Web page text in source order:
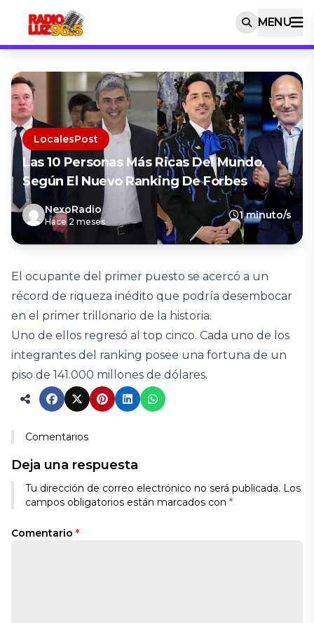
MENU
LocalesPost
Las 10 Personas Más Ricas Del Mundo,
Según El Nuevo Ranking De Forbes
NexoRadio
Hace 2 meses
1 minuto/s
El ocupante del primer puesto se acercó a un
récord de riqueza inédito que podría desembocar
en el primer trillonario de la historia.
Uno de ellos regresó al top cinco. Cada uno de los
integrantes del ranking posee una fortuna de un
piso de 141.000 millones de dólares.
Comentarios
Deja una respuesta
Tu dirección de correo electrónico no será publicada. Los
campos obligatorios están marcados con *
Comentario *